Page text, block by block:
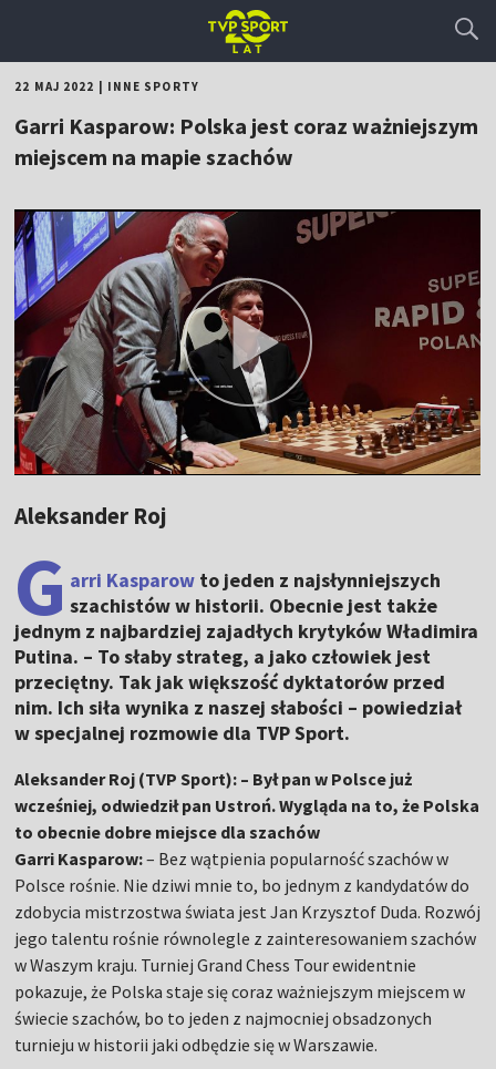
22 MAJ 2022 INNE SPORTY
Garri Kasparow: Polska jest coraz ważniejszym
miejscem na mapie szachów
Aleksander Roj
G arri Kasparow to jeden z najsłynniejszych
szachistów w historii. Obecnie jest także
jednym z najbardziej zajadłych krytyków Władimira
Putina. – To słaby strateg, a jako człowiek jest
przeciętny. Tak jak większość dyktatorów przed
nim. Ich siła wynika z naszej słabości – powiedział
w specjalnej rozmowie dla TVP Sport.
Aleksander Roj (TVP Sport): – Był pan w Polsce już
wcześniej, odwiedził pan Ustroń. Wygląda na to, że Polska
to obecnie dobre miejsce dla szachów
Garri Kasparow:– Bez wątpienia popularność szachów w
Polsce rośnie. Nie dziwi mnie to, bo jednym z kandydatów do
zdobycia mistrzostwa świata jest Jan Krzysztof Duda. Rozwój
jego talentu rośnie równolegle z zainteresowaniem szachów
w Waszym kraju. Turniej Grand Chess Tour ewidentnie
pokazuje, że Polska staje się coraz ważniejszym miejscem w
świecie szachów, bo to jeden z najmocniej obsadzonych
turnieju w historii jaki odbędzie się w Warszawie.